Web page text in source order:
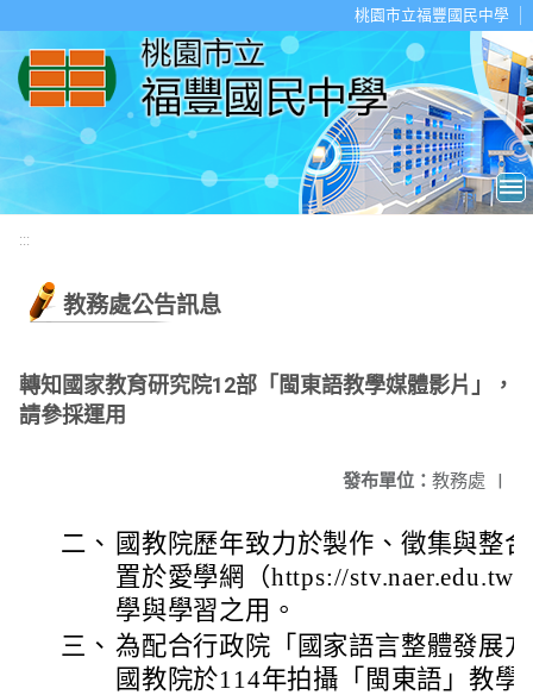
桃園市立福豐國民中學
:::
教務處公告訊息
轉知國家教育研究院12部「閩東語教學媒體影片」，
請參採運用
發布單位： 教務處 |
二、 國教院歷年致力於製作、徵集與整
置於愛學網（https://
學與學習之用。
三、 為配合行政院「國家語言整體發展
國教院於114年拍攝「閩東語」教